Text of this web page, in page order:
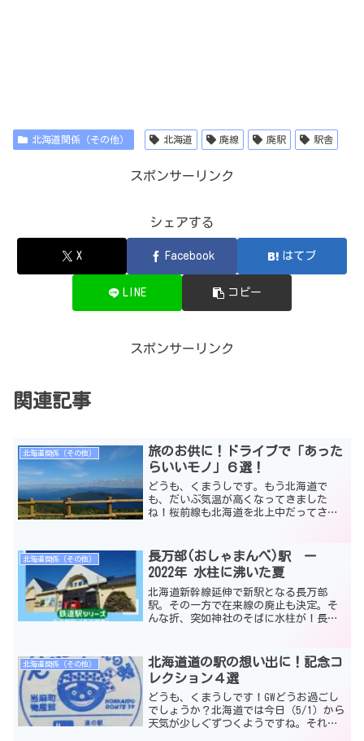
北海道関係（その他） 北海道 廃線 廃駅 駅舎
スポンサーリンク
シェアする
X Facebook はてブ
LINE コピー
スポンサーリンク
関連記事
北海道関係（その他）
旅のお供に！ドライブで「あった
らいいモノ」６選！
どうも、くまうしです。もう北海道で
も、だいぶ気温が高くなってきました
ね！桜前線も北海道を北上中だってさ！
具合悪くなるなんてモッタイナイ。コロ
ナのことがあるので、密は避...
北海道関係（その他）
長万部(おしゃまんべ)駅 ー
2022年 水柱に沸いた夏
北海道新幹線延伸で新駅となる長万部
駅。その一方で在来線の廃止も決定。そ
んな折、突如神社のそばに水柱が！長万
北海道関係（その他）
北海道道の駅の想い出に！記念コ
レクション４選
どうも、くまうしです！GWどうお過ごし
でしょうか？北海道では今日（5/1）から
天気が少しぐずつくようですね。それで